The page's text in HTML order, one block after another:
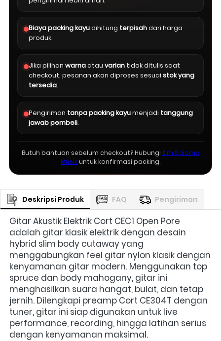
Biaya packing kayudihitung terpisahdari harga
produk.
Jika pilihan warnaatau varian tidak ditulis saat
checkout, pesanan akan diproses sesuai stok yang
tersedia.
Pengiriman tanpa packing kayumenjadi tanggung
jawab pembeli.
Butuh bantuan sebelum checkout? Hubungi tim Salomo
Musikuntuk konfirmasi packing.
Deskripsi Produk FAQ Pengiriman
Gitar Akustik Elektrik Cort CEC1 Open Pore
adalah gitar klasik elektrik dengan desain
hybrid slim body cutaway yang
menggabungkan feel gitar nylon klasik dengan
kenyamanan gitar modern. Menggunakan top
spruce dan body mahogany, gitar ini
menghasilkan suara hangat, bulat, dan tetap
jernih. Dilengkapi preamp Cort CE304T dengan
tuner, gitar ini siap digunakan untuk live
performance, recording, hingga latihan serius
dengan kenyamanan maksimal.